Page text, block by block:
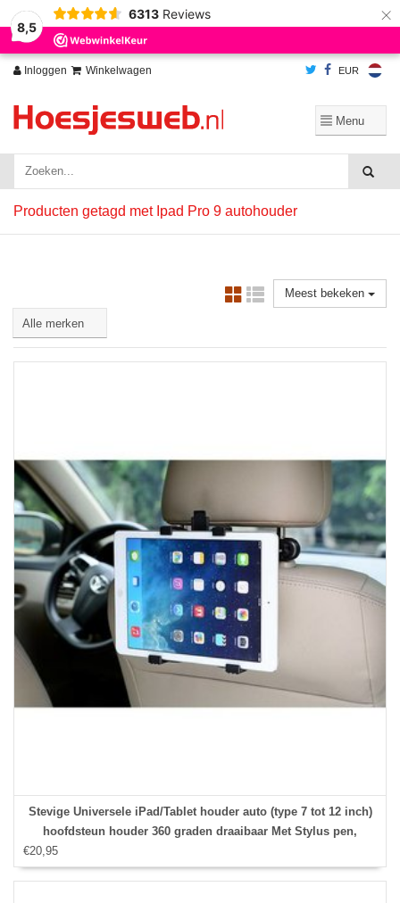
8,5
6313 Reviews ×
Inloggen Winkelwagen EUR
Producten getagd met Ipad Pro 9 autohouder
Meest bekeken
Stevige Universele iPad/Tablet houder auto (type 7 tot 12 inch)
hoofdsteun houder 360 graden draaibaar Met Stylus pen,
€20,95
Wij slaan cookies op om onze website te verbeteren. Is dat akkoord?
Ja
Nee